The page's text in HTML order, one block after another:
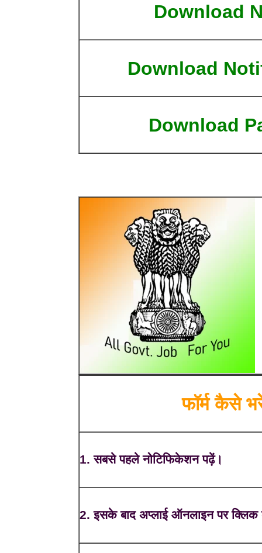
Download
Download
Download
फॉर्म कैसे
1. सबसे पहले नोटिफिकेशन पढ़ें।
2. इसके बाद अप्लाई ऑनलाइन पर